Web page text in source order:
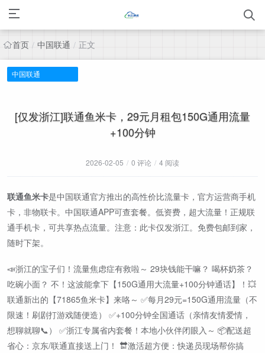
首页 / 中国联通 / 正文
中国联通
[仅发浙江]联通鱼米卡，29元月租包150G通用流量
+100分钟
2026-02-05 / 0 评论 / 4 阅读
联通鱼米卡是中国联通官方推出的高性价比流量卡，官方运营商手机
卡，非物联卡。中国联通APP可查套餐。低资费，超大流量！正规联
通手机卡，可共享热点流量。注意：此卡仅发浙江。免费包邮到家，
随时下架。
📣浙江的宝子们！流量焦虑症有救啦～ 29块钱能干嘛？ 喝杯奶茶？
吃碗小面？ 不！这波能拿下【150G通用大流量+100分钟通话】！💥
联通新出的【71865鱼米卡】来咯～ ✅每月29元=150G通用流量（不
限速！刷剧打游戏随便造） ✅+100分钟全国通话（亲情友情爱情，
想聊就聊📞） ✅浙江专属省内套餐！本地小伙伴闭眼入～ 📦配送超
省心：京东/联通直接送上门！ 🔛激活超方便：快递员现场帮你搞